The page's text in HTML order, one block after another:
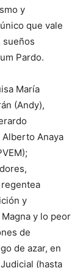
y
que vale
sueños
Pardo.
María
(Andy),
Alberto Anaya
y
y lo peor
de
de azar, en
(hasta